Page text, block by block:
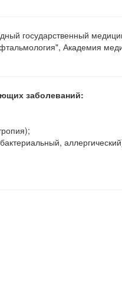
государственный
Академия
заболеваний: